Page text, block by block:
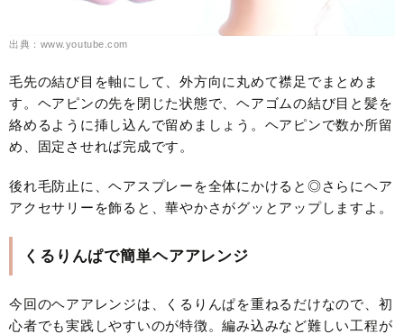
出典：www.youtube.com
毛先の結び目を軸にして、外方向に丸めて襟足でまとめま
す。ヘアピンの先を閉じた状態で、ヘアゴムの結び目と髪を
絡めるように挿し込んで留めましょう。ヘアピンで数か所留
め、固定させれば完成です。
後れ毛防止に、ヘアスプレーを全体にかけると◎さらにヘア
アクセサリーを飾ると、華やかさがグッとアップしますよ。
くるりんぱで簡単ヘアアレンジ
今回のヘアアレンジは、くるりんぱを重ねるだけなので、初
心者でも実践しやすいのが特徴。編み込みなど難しい工程が